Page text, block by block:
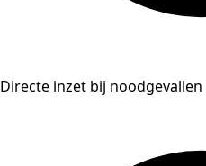
Directe inzet bij noodgevallen